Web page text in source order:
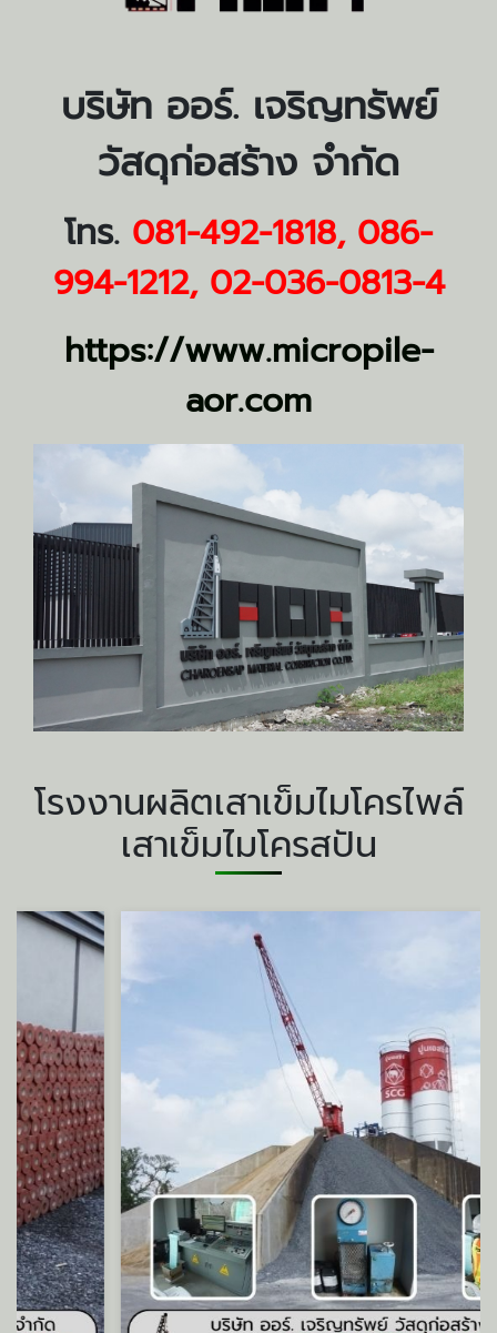
บริษัท ออร์. เจริญทรัพย์
วัสดุก่อสร้าง จำกัด
โทร. 081-492-1818,086-
994-1212, 02-036-0813-4
https://www.micropile-
aor.com
โรงงานผลิตเสาเข็มไมโครไพล์
เสาเข็มไมโครสปัน